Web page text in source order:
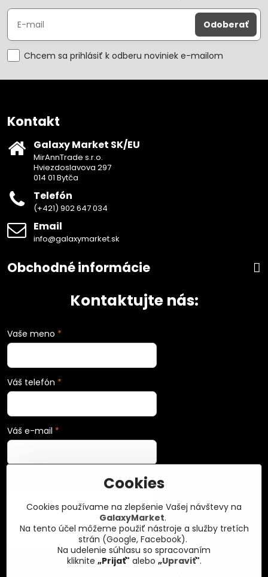
Odoberať
Chcem sa prihlásiť k odberu noviniek e-mailom
Kontakt
Galaxy Market SK/EU
MirAnnTrade s.r.o.
Hviezdoslavova 297
014 01 Bytča
Telefón
(+421) 902 647 034
Email
info@galaxymarket.sk
Obchodné informácie
Kontaktujte nás:
Vaše meno *
Váš telefón *
Váš e-mail *
Cookies
Cookies používame na zlepšenie Vašej návštevy na
GalaxyMarket.
Na tento účel môžeme použiť nástroje a služby tretích
strán (Google, Facebook).
Na udelenie súhlasu so spracovaním
kliknite „Prijať" alebo „Upraviť".